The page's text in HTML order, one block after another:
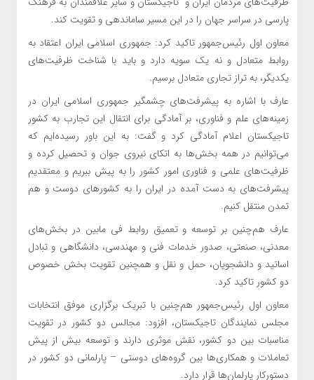
پارسی در سراسر جهان را در این مسیر ساماندهی و تقویت کند.
معاون اول رئیس‌جمهور تاکید کرد: جمهوری اسلامی ایران اعتقاد به
روابط متعادل و نه یک سویه دارد و باید با شناخت ظرفیت‌های
یکدیگر، به تراز تجاری متعادل برسیم.
عارف با اشاره به پیشرفت‌های چشمگیر جمهوری اسلامی ایران در
زمینه‌های علم و فناوری، بر آمادگی برای انتقال این تجارب به کشور
تاجیکستان اعلام آمادگی کرد و گفت: به این باور رسیده‌ایم که
می‌توانیم در همه بخش‌ها به اتکای نیروی جوان و تحصیل کرده و
ظرفیت‌های علمی و فناوری امور کشور را به پیش ببریم و معتقدیم
پیشرفت‌های به دست آمده در ایران را به کشورهای دوست و هم
تمدن منتقل کنیم.
عارف هم‌چنین بر توسعه و تعمیق روابط فی مابین در بخش‌های
معدنی، صنعتی، صدور خدمات فنی و مهندسی، دانشگاهی و تبادل
اساتید و دانشجویان، حمل و نقل و همچنین تقویت بخش خصوص
دو کشور تاکید کرد.
معاون اول رئیس‌جمهور هم‌چنین با تبریک برگزاری موفق انتخابات
مجلس نمایندگان تاجیکستان، افزود: مجالس دو کشور در تقویت
مناسبات بین دو کشور، نقش موثری دارند و توسعه بیش از پیش
تعاملات و همکاری‌ها بین گروه‌های دوستی – پارلمانی دو کشور در
دستورکار پارلمان‌ها قرار دارد.